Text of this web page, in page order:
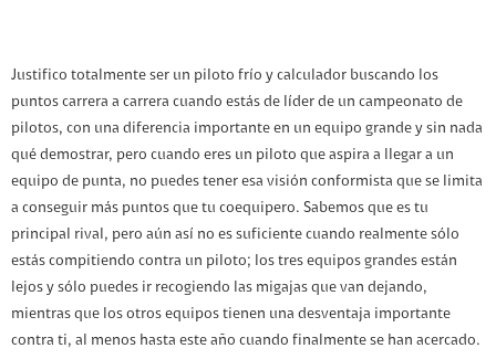
Justifico totalmente ser un piloto frío y calculador buscando los
puntos carrera a carrera cuando estás de líder de un campeonato de
pilotos, con una diferencia importante en un equipo grande y sin nada
qué demostrar, pero cuando eres un piloto que aspira a llegar a un
equipo de punta, no puedes tener esa visión conformista que se limita
a conseguir más puntos que tu coequipero. Sabemos que es tu
principal rival, pero aún así no es suficiente cuando realmente sólo
estás compitiendo contra un piloto; los tres equipos grandes están
lejos y sólo puedes ir recogiendo las migajas que van dejando,
mientras que los otros equipos tienen una desventaja importante
contra ti, al menos hasta este año cuando finalmente se han acercado.